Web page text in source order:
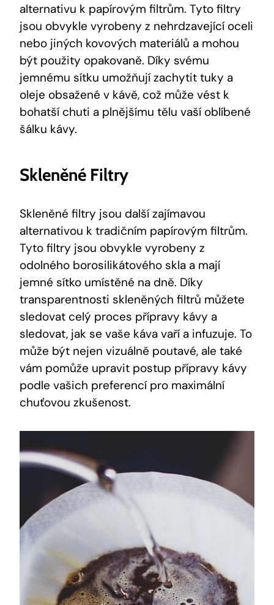
alternativu k papírovým filtrům. Tyto filtry
jsou obvykle vyrobeny z nehrdzavející oceli
nebo jiných kovových materiálů a mohou
být použity opakovaně. Díky svému
jemnému sítku umožňují zachytit tuky a
oleje obsažené v kávě, což může vést k
bohatší chuti a plnějšímu tělu vaší oblíbené
šálku kávy.
Skleněné Filtry
Skleněné filtry jsou další zajímavou
alternativou k tradičním papírovým filtrům.
Tyto filtry jsou obvykle vyrobeny z
odolného borosilikátového skla a mají
jemné sítko umístěné na dně. Díky
transparentnosti skleněných filtrů můžete
sledovat celý proces přípravy kávy a
sledovat, jak se vaše káva vaří a infuzuje. To
může být nejen vizuálně poutavé, ale také
vám pomůže upravit postup přípravy kávy
podle vašich preferencí pro maximální
chuťovou zkušenost.